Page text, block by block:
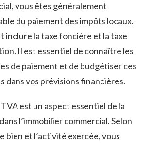
vous​ êtes‌ généralement
du paiement des impôts locaux.
inclure la taxe foncière et la‌ taxe⁣
Il est essentiel ⁣de⁣ connaître les
de⁤ paiement et⁤ de budgétiser​ ces
dans​ vos ​prévisions financières.
TVA est ⁤un⁢ aspect essentiel de la
l’immobilier commercial. Selon
​bien et ‍l’activité exercée, vous​